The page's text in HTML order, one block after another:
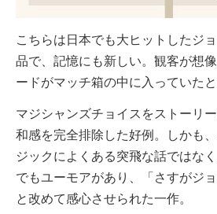
こちらは日本でも大ヒットしたジ
品で、記憶にも新しい。観客が想
ードがマッチ箱の中に入っていたと
マジシャンズチョイスをストーリ
和感を完全排除した好例。しかも
ジックによくある突飛な話ではな
でもユーモアがあり、「さすがジ
と改めて感心させられた一作。